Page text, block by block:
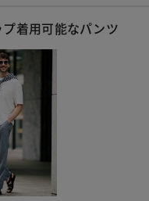
着用可能なパンツ